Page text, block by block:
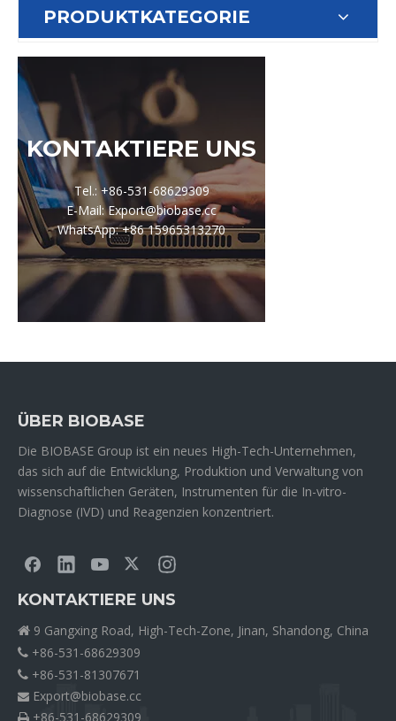
PRODUKTKATEGORIE
KONTAKTIERE UNS
Tel.: +86-531-68629309
E-Mail: Export@biobase.cc
WhatsApp: +86 15965313270
ÜBER BIOBASE
Die BIOBASE Group ist ein neues High-Tech-Unternehmen,
das sich auf die Entwicklung, Produktion und Verwaltung von
wissenschaftlichen Geräten, Instrumenten für die In-vitro-
Diagnose (IVD) und Reagenzien konzentriert.
KONTAKTIERE UNS
 9 Gangxing Road, High-Tech-Zone, Jinan, Shandong, China
 +86-531-68629309
 +86-531-81307671
 Export@biobase.cc
 +86-531-68629309